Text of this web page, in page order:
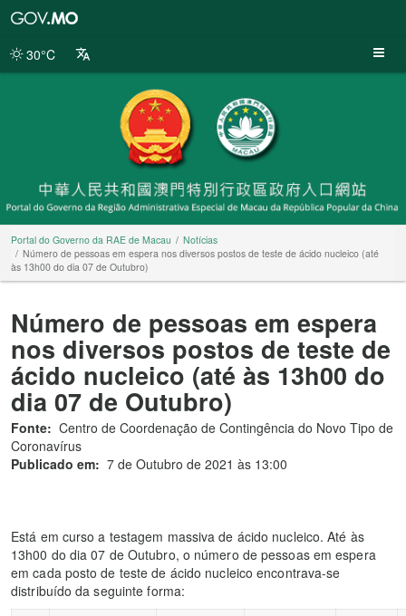
da
30°C
Portal do Governo da RAE de Macau
Notícias
Número de pessoas em espera nos diversos postos de teste de ácido nucleico (até
às 13h00 do dia 07 de Outubro)
Número de pessoas em espera
nos diversos postos de teste de
ácido nucleico (até às 13h00 do
dia 07 de Outubro)
Fonte: Centro de Coordenação de Contingência do Novo Tipo de
Coronavírus
Publicado em: 7 de Outubro de 2021 às 13:00
Está em curso a testagem massiva de ácido nucleico. Até às
13h00 do dia 07 de Outubro, o número de pessoas em espera
em cada posto de teste de ácido nucleico encontrava-se
distribuído da seguinte forma: